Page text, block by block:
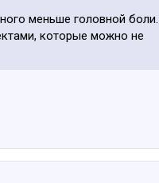
меньше головной боли.
которые можно не